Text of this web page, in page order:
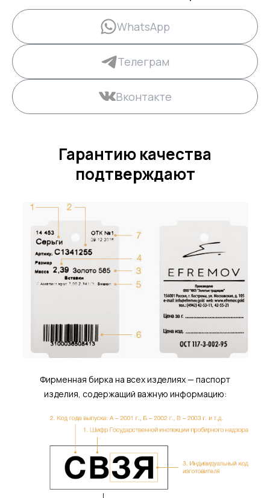
WhatsApp
Телеграм
Вконтакте
Гарантию качества
подтверждают
Фирменная бирка на всех изделиях — паспорт
изделия, содержащий важную информацию: